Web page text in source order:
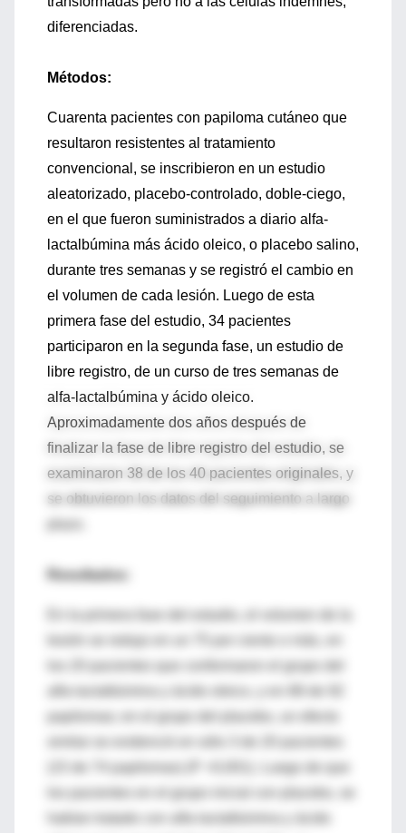
diferenciadas.
Métodos:
Cuarenta pacientes con papiloma cutáneo que
resultaron resistentes al tratamiento
convencional, se inscribieron en un estudio
aleatorizado, placebo-controlado, doble-ciego,
en el que fueron suministrados a diario alfa-
lactalbúmina más ácido oleico, o placebo salino,
durante tres semanas y se registró el cambio en
el volumen de cada lesión. Luego de esta
primera fase del estudio, 34 pacientes
participaron en la segunda fase, un estudio de
libre registro, de un curso de tres semanas de
alfa-lactalbúmina y ácido oleico.
Aproximadamente dos años después de
finalizar la fase de libre registro del estudio, se
examinaron 38 de los 40 pacientes originales, y
se obtuvieron los datos del seguimiento a largo
Resultados:
los 20 pacientes que conformaron el grupo del
papilomas; en el grupo del placebo, un efecto
(15 de 74 papilomas) (P <0,001). Luego de que
los pacientes en el grupo inicial con placebo, se